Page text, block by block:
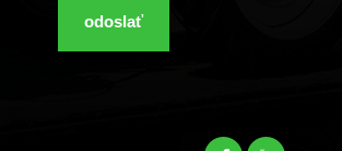
odoslať